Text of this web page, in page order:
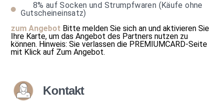
8% auf Socken und Strumpfwaren (Käufe ohne
Gutscheineinsatz)
zum Angebot Bitte melden Sie sich an und aktivieren Sie
Ihre Karte, um das Angebot des Partners nutzen zu
können. Hinweis: Sie verlassen die PREMIUMCARD-Seite
mit Klick auf Zum Angebot.
Kontakt